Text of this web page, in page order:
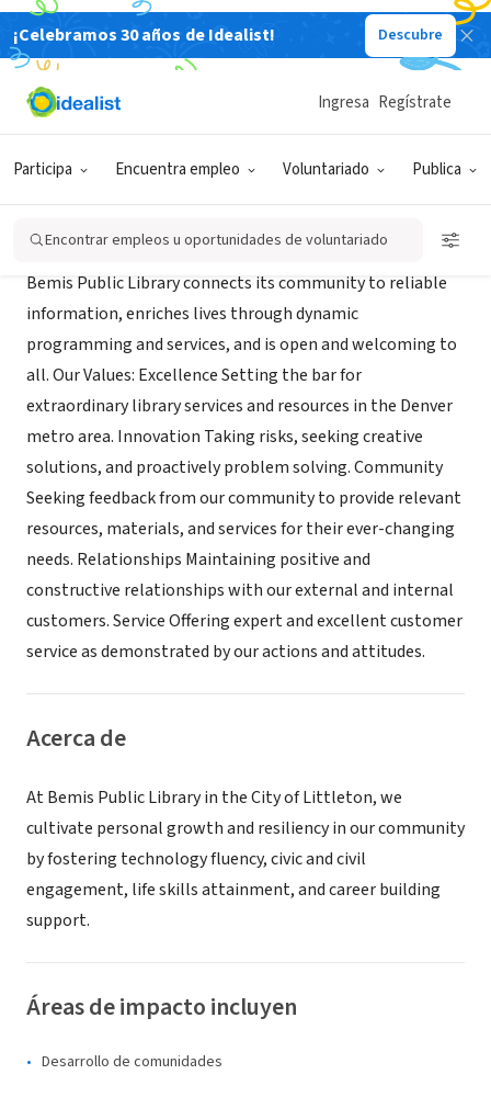
¡Celebramos 30 años de Idealist! Descubre
Participa Encuentra empleo Voluntariado Publica
Ingresa Regístrate
Encontrar empleos u oportunidades de voluntariado
GOBIERNO
Bemis Public Library
Bemis Public Library connects its community to reliable
information, enriches lives through dynamic
programming and services, and is open and welcoming to
all. Our Values: Excellence Setting the bar for
extraordinary library services and resources in the Denver
metro area. Innovation Taking risks, seeking creative
solutions, and proactively problem solving. Community
Seeking feedback from our community to provide relevant
resources, materials, and services for their ever-changing
needs. Relationships Maintaining positive and
constructive relationships with our external and internal
customers. Service Offering expert and excellent customer
service as demonstrated by our actions and attitudes.
Acerca de
At Bemis Public Library in the City of Littleton, we
cultivate personal growth and resiliency in our community
by fostering technology fluency, civic and civil
engagement, life skills attainment, and career building
support.
Áreas de impacto incluyen
Desarrollo de comunidades